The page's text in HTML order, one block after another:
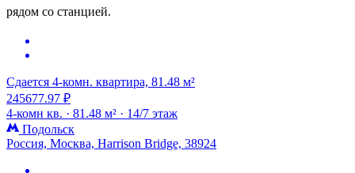
рядом со станцией.
Сдается 4-комн. квартира, 81.48 м²
245677.97 ₽
4-комн кв. · 81.48 м² · 14/7 этаж
Подольск
Россия, Москва, Harrison Bridge, 38924